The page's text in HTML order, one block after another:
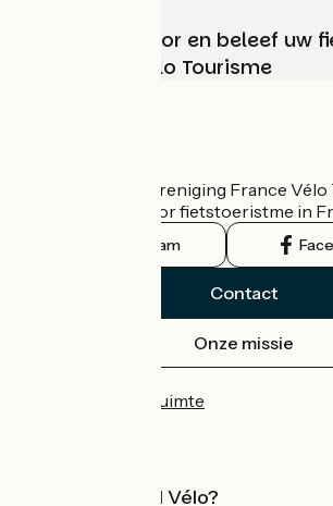
Kies, bereid voor en beleef uw
met France Vélo Tourisme
De nationale vereniging France Vélo
officiële gids voor fietstoeristme in
Instagram
Contact
Onze missie
Professionele ruimte
Wat is Accueil Vélo?